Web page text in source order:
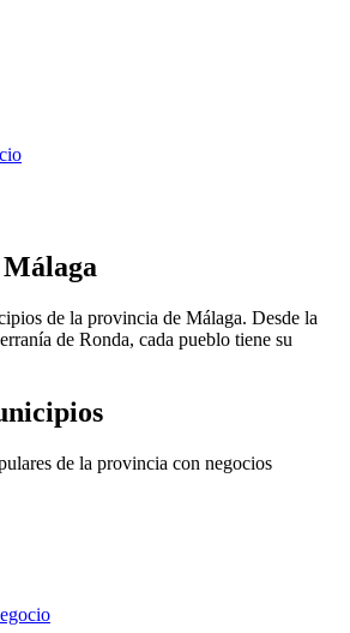
de la provincia de Málaga. Desde la
de Ronda, cada pueblo tiene su
de la provincia con negocios